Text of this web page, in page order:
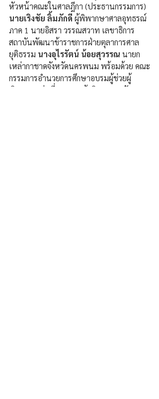
หัวหน้าคณะในศาลฎีกา (ประธานกรรมการ)
นายเริงชัย ลิ้มภักดี ผู้พิพากษาศาลอุทธรณ์
ภาค 1 นายอิสรา วรรณสวาท เลขาธิการ
สถาบันพัฒนาข้าราชการฝ่ายตุลาการศาล
ยุติธรรม นางอุไรรัตน์ น้อยสุวรรณ นายก
เหล่ากาชาดจังหวัดนครพนม พร้อมด้วย คณะ
กรรมการอำนวยการศึกษาอบรมผู้ช่วยผู้
พิพากษา รุ่นที่ 83 และผู้บริหารสถาบัน